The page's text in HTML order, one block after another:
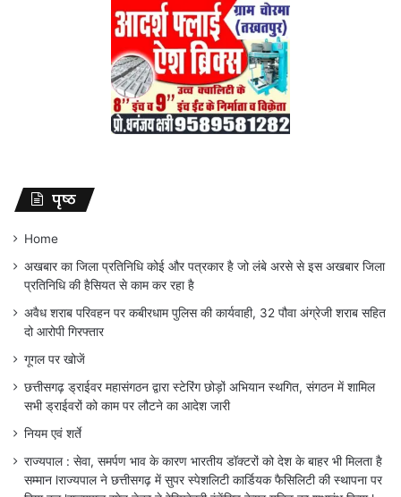
पृष्ठ
Home
अखबार का जिला प्रतिनिधि कोई और पत्रकार है जो लंबे अरसे से इस अखबार जिला
प्रतिनिधि की हैसियत से काम कर रहा है
अवैध शराब परिवहन पर कबीरधाम पुलिस की कार्यवाही, 32 पौवा अंग्रेजी शराब सहित
दो आरोपी गिरफ्तार
गूगल पर खोजें
छत्तीसगढ़ ड्राईवर महासंगठन द्वारा स्टेरिंग छोड़ों अभियान स्थगित, संगठन में शामिल
सभी ड्राईवरों को काम पर लौटने का आदेश जारी
नियम एवं शर्ते
राज्यपाल : सेवा, समर्पण भाव के कारण भारतीय डॉक्टरों को देश के बाहर भी मिलता है
सम्मान lराज्यपाल ने छत्तीसगढ़ में सुपर स्पेशलिटी कार्डियक फैसिलिटी की स्थापना पर